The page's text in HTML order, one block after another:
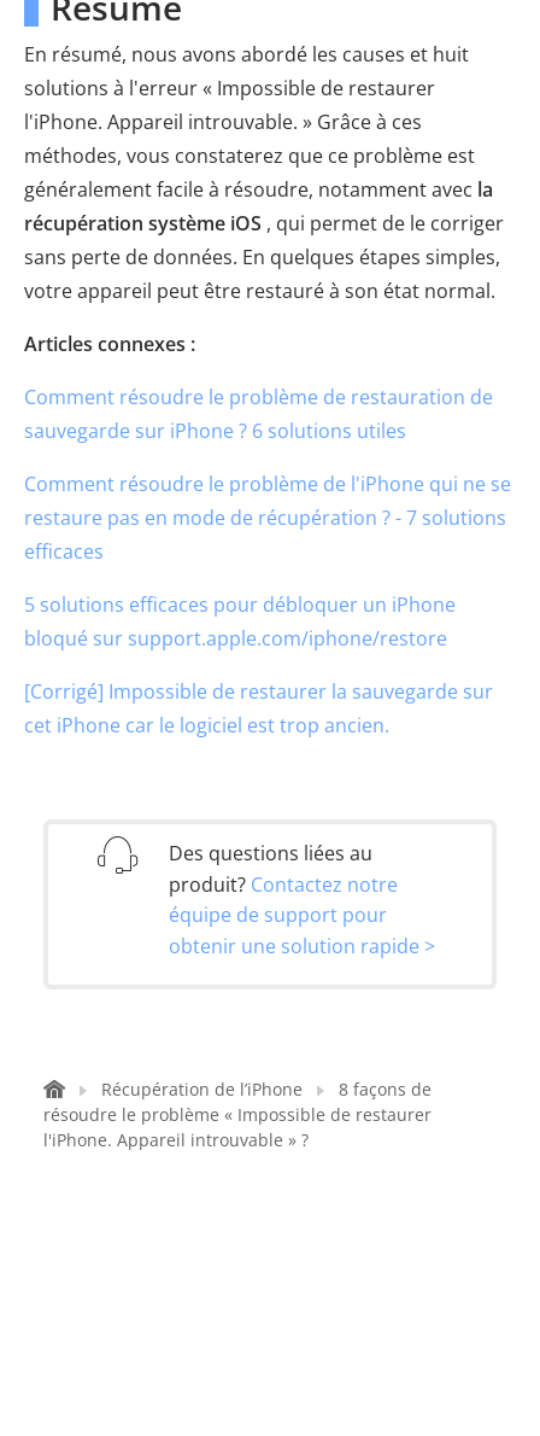
En résumé, nous avons abordé les causes et huit
solutions à l'erreur « Impossible de restaurer
l'iPhone. Appareil introuvable. » Grâce à ces
méthodes, vous constaterez que ce problème est
généralement facile à résoudre, notamment avec la
récupération système iOS , qui permet de le corriger
sans perte de données. En quelques étapes simples,
votre appareil peut être restauré à son état normal.
Articles connexes :
Comment résoudre le problème de restauration de
sauvegarde sur iPhone ? 6 solutions utiles
Comment résoudre le problème de l'iPhone qui ne se
restaure pas en mode de récupération ? - 7 solutions
efficaces
5 solutions efficaces pour débloquer un iPhone
bloqué sur support.apple.com/iphone/restore
[Corrigé] Impossible de restaurer la sauvegarde sur
cet iPhone car le logiciel est trop ancien.
Des questions liées au
produit? Contactez notre
équipe de support pour
obtenir une solution rapide >
Récupération de l’iPhone
8 façons de
résoudre le problème « Impossible de restaurer
l'iPhone. Appareil introuvable » ?